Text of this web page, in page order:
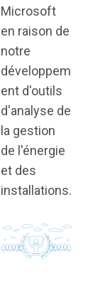
Microsoft
en raison de
notre
développem
ent d'outils
d'analyse de
la gestion
de l'énergie
et des
installations.